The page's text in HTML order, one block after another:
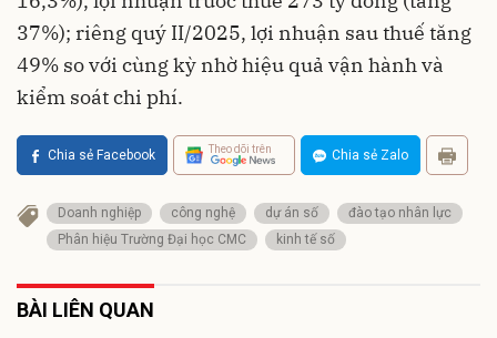
37%); riêng quý II/2025, lợi nhuận sau thuế tăng
49% so với cùng kỳ nhờ hiệu quả vận hành và
kiểm soát chi phí.
Chia sẻ Facebook Theo dõi trên Chia sẻ Zalo
Doanh nghiệp công nghệ dự án số
đào tạo nhân lực
Phân hiệu Trường Đại học CMC
kinh tế số
BÀI LIÊN QUAN